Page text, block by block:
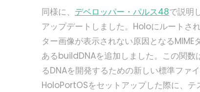
同様に、 デベロッパー・パルス48で説明
アップデートしました。Holoにルートさ
ター画像が表示されない原因となる
あるbuildDNAを追加しました。この関数
るDNAを開発するための新しい標準ファ
HoloPortOSをセットアップした際に、